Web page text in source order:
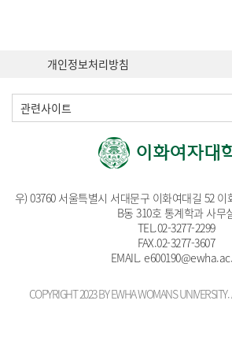
개인정보처리방침
관련사이트
우) 03760 서울특별시 서대문구 이화여대길 52
B동 310호 통계학과 사무
TEL.02-3277-2299
FAX.02-3277-3607
EMAIL.
COPYRIGHT 2023 BY EWHA WOMANS UNIVERSITY.